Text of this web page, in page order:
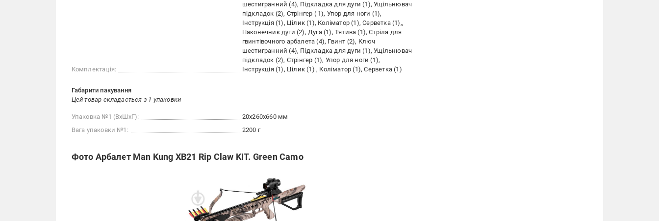
Комплектація:
шестигранний (4), Підкладка для дуги (1), Ущільнювач
підкладок (2), Стрінгер ( 1), Упор для ноги (1),
Інструкція (1), Цілик (1), Коліматор (1), Серветка (1),,
Наконечник дуги (2), Дуга (1), Тятива (1), Стріла для
гвинтівочного арбалета (4), Гвинт (2), Ключ
шестигранний (4), Підкладка для дуги (1), Ущільнювач
підкладок (2), Стрінгер (1), Упор для ноги (1),
Інструкція (1), Цілик (1) , Коліматор (1), Серветка (1)
Габарити пакування
Цей товар складається з 1 упаковки
Упаковка №1 (ВхШхГ):
20x260x660 мм
Вага упаковки №1:
2200 г
Фото Арбалет Man Kung XB21 Rip Claw KIT. Green Camo